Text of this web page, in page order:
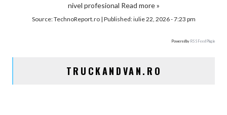
nivel profesional Read more »
Source:TechnoReport.ro| Published:iulie 22, 2026 - 7:23 pm
Powered by RSS Feed Plugin
TRUCKANDVAN.RO